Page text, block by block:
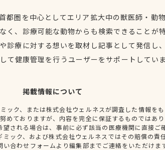
都圏を中心としてエリア拡大中の獣医師・動
く、診療可能な動物からも検索できることが
診療に対する想いを取材し記事として発信し
て健康管理を行うユーザーをサポートしてい
掲載情報について
ック、または株式会社ウェルネスが調査した情報を
めておりますが、内容を完全に保証するものではあ
される場合は、事前に必ず該当の医療機関に直接ご
ック、および株式会社ウェルネスではその賠償の責
合わせフォームより編集部までご連絡をいただけま